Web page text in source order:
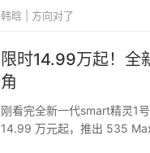
系列价格再上一个台阶——据
韩晗 | 方向对了
限时14.99万起！全
角
刚看完全新一代smart精灵1
14.99 万元起，推出 535